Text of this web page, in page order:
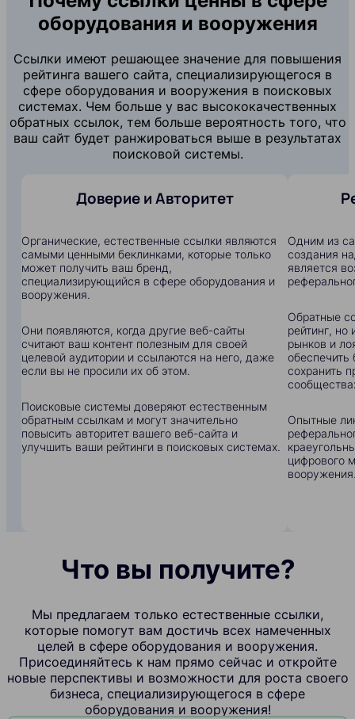
оборудования и вооружения
Ссылки имеют решающее значение для повышения
рейтинга вашего сайта, специализирующегося в
сфере оборудования и вооружения в поисковых
системах. Чем больше у вас высококачественных
обратных ссылок, тем больше вероятность того, что
ваш сайт будет ранжироваться выше в результатах
поисковой системы.
Доверие и Авторитет
Органические, естественные ссылки являются
самыми ценными беклинками, которые только
может получить ваш бренд,
специализирующийся в сфере оборудования и
вооружения.
Они появляются, когда другие веб-сайты
считают ваш контент полезным для своей
целевой аудитории и ссылаются на него, даже
если вы не просили их об этом.
Поисковые системы доверяют естественным
обратным ссылкам и могут значительно
повысить авторитет вашего веб-сайта и
улучшить ваши рейтинги в поисковых системах.
Одним из
создания
является
Обратные
рейтинг,
рынков и
сохранить
Опытные
цифрового
Что вы получите?
Мы предлагаем только естественные ссылки,
которые помогут вам достичь всех намеченных
целей в сфере оборудования и вооружения.
Присоединяйтесь к нам прямо сейчас и откройте
новые перспективы и возможности для роста своего
бизнеса, специализирующегося в сфере
оборудования и вооружения!